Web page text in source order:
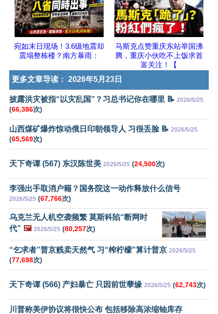
宛如末日现场！3.6级地震却
震塌整栋楼？南方暴雨：
马斯克点赞重庆东站举国沸
腾，重庆小伙吃不上饭求首
富关注！【
更多文章导读： 2026年5月23日
披露洪灾被指“以灾乱国”？习总书记你在哪里 📝 2026/5/25
(66,386次)
山西煤矿爆炸惊动俄日印朝领导人 习很丢脸 📝 2026/5/25
(65,569次)
天下奇谭 (567) 东汉陈世美 2026/5/25 (24,500次)
李强出手取消户籍？国务院这一动作释放什么信号
2026/5/25 (67,766次)
乌克兰无人机空袭频繁 莫斯科陷“断网时
代” 🖼️ 2026/5/25 (80,257次)
“乞求者”普京贱卖天然气 习“榨柠檬”算计普京 2026/5/25
(77,698次)
天下奇谭 (566) 产妇暴亡 只因前世孽缘 2026/5/25 (62,743次)
川普称美伊协议将很快公布 包括移除高浓缩铀库存